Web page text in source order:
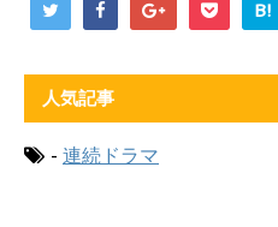
B!
人気記事
- 連続ドラマ